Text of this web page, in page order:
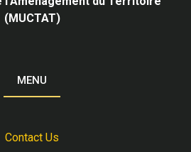
(MUCTAT)
MENU
Contact Us